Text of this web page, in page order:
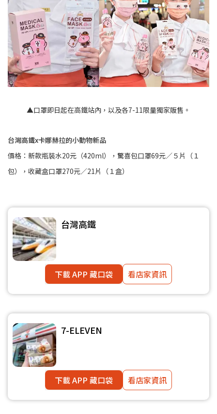
▲口罩即日起在高鐵站內，以及各7-11限量獨家販售。
台灣高鐵x卡娜赫拉的小動物新品
價格：新款瓶裝水20元（420ml），驚喜包口罩69元／５片（１
包），收藏盒口罩270元／21片（１盒）
台灣高鐵
下載 APP 藏口袋 看店家資訊
7-ELEVEN
下載 APP 藏口袋 看店家資訊